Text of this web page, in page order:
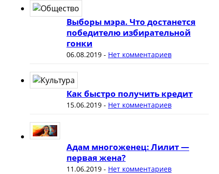
Выборы мэра. Что достанется
победителю избирательной
гонки
06.08.2019- Нет комментариев
Как быстро получить кредит
15.06.2019- Нет комментариев
Адам многоженец: Лилит —
первая жена?
11.06.2019- Нет комментариев